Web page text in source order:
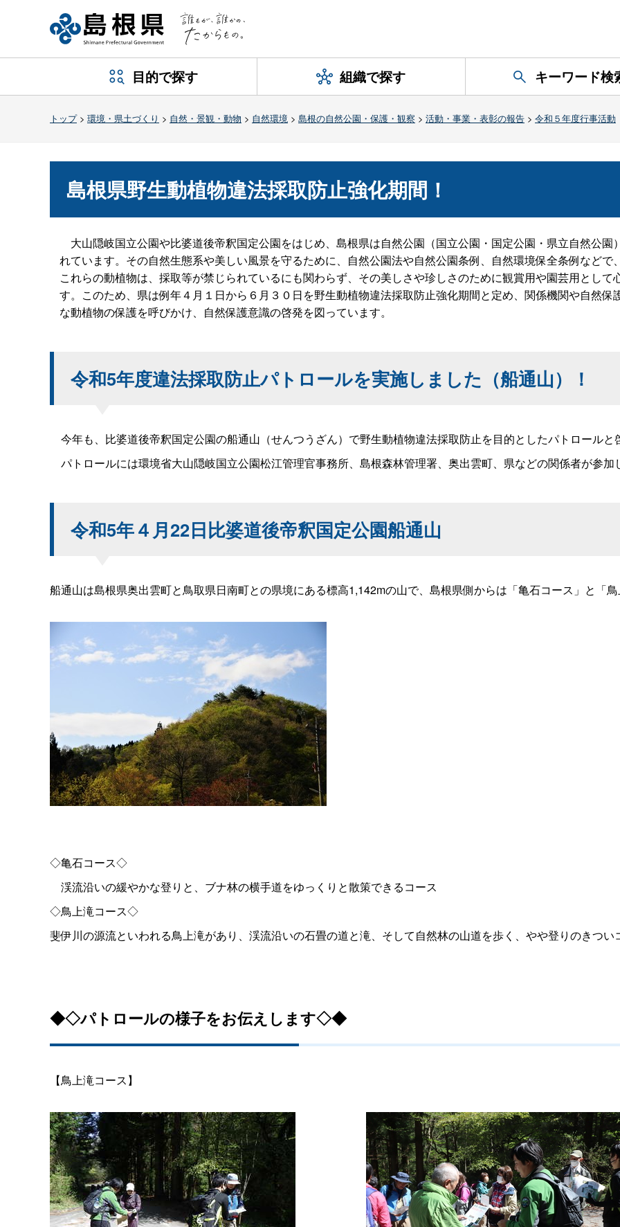
目的で探す 組織で探す キーワード検
トップ> 環境・県土づくり > 自然・景観・動物 > 自然環境 > 島根の自然公園・保護・観察 > 活動・事業・表彰の報告 > 令和５年度行事活動
島根県野生動植物違法採取防止強化期間！
大山隠岐国立公園や比婆道後帝釈国定公園をはじめ、島根県は自然公園（国立公園・国定公園・県立自然公
れています。その自然生態系や美しい風景を守るために、自然公園法や自然公園条例、自然環境保全条例など
これらの動植物は、採取等が禁じられているにも関わらず、その美しさや珍しさのために観賞用や園芸用とし
す。このため、県は例年４月１日から６月３０日を野生動植物違法採取防止強化期間と定め、関係機関や自然
な動植物の保護を呼びかけ、自然保護意識の啓発を図っています。
令和5年度違法採取防止パトロールを実施しました（船通山）！
今年も、比婆道後帝釈国定公園の船通山（せんつうざん）で野生動植物違法採取防止を目的としたパトロールと
パトロールには環境省大山隠岐国立公園松江管理官事務所、島根森林管理署、奥出雲町、県などの関係者が参加
令和5年４月22日比婆道後帝釈国定公園船通山
船通山は島根県奥出雲町と鳥取県日南町との県境にある標高1,142mの山で、島根県側からは「亀石コース」と「
◇亀石コース◇
渓流沿いの緩やかな登りと、ブナ林の横手道をゆっくりと散策できるコース
◇鳥上滝コース◇
斐伊川の源流といわれる鳥上滝があり、渓流沿いの石畳の道と滝、そして自然林の山道を歩く、やや登りのきつい
◆◇パトロールの様子をお伝えします◇◆
【鳥上滝コース】